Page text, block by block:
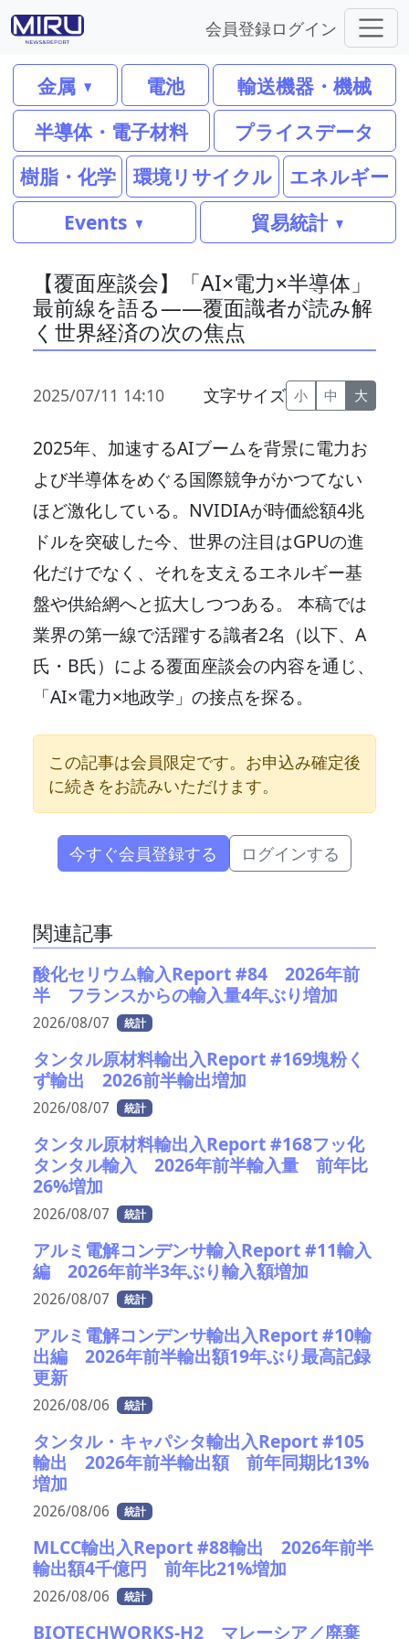
会員登録ログイン
金属 電池
輸送機器・機械
半導体・電子材料
プライスデータ
樹脂・化学
環境リサイクル
エネルギー
Events
貿易統計
【覆面座談会】「AI×電力×半導体」
最前線を語る——覆面識者が読み解
く世界経済の次の焦点
2025/07/11 14:10 文字サイズ 小 中 大
2025年、加速するAIブームを背景に電力お
よび半導体をめぐる国際競争がかつてない
ほど激化している。NVIDIAが時価総額4兆
ドルを突破した今、世界の注目はGPUの進
化だけでなく、それを支えるエネルギー基
盤や供給網へと拡大しつつある。 本稿では
業界の第一線で活躍する識者2名（以下、A
氏・B氏）による覆面座談会の内容を通じ、
「AI×電力×地政学」の接点を探る。
この記事は会員限定です。お申込み確定後
に続きをお読みいただけます。
今すぐ会員登録する ログインする
関連記事
酸化セリウム輸入Report #84 2026年前
半 フランスからの輸入量4年ぶり増加
2026/08/07 統計
タンタル原材料輸出入Report #169塊粉く
ず輸出 2026前半輸出増加
2026/08/07 統計
タンタル原材料輸出入Report #168フッ化
タンタル輸入 2026年前半輸入量 前年比
26%増加
2026/08/07 統計
アルミ電解コンデンサ輸入Report #11輸入
編 2026年前半3年ぶり輸入額増加
2026/08/07 統計
アルミ電解コンデンサ輸出入Report #10輸
出編 2026年前半輸出額19年ぶり最高記録
更新
2026/08/06 統計
タンタル・キャパシタ輸出入Report #105
輸出 2026年前半輸出額 前年同期比13%
増加
2026/08/06 統計
MLCC輸出入Report #88輸出 2026年前半
輸出額4千億円 前年比21%増加
2026/08/06 統計
BIOTECHWORKS-H2 マレーシア／廃棄